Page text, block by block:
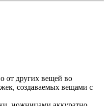
от других вещей во
создаваемых вещами с